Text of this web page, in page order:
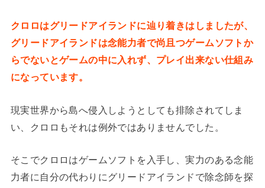
クロロはグリードアイランドに辿り着きはしましたが、
グリードアイランドは念能力者で尚且つゲームソフトか
らでないとゲームの中に入れず、プレイ出来ない仕組み
になっています。
現実世界から島へ侵入しようとしても排除されてしま
い、クロロもそれは例外ではありませんでした。
そこでクロロはゲームソフトを入手し、実力のある念能
力者に自分の代わりにグリードアイランドで除念師を探